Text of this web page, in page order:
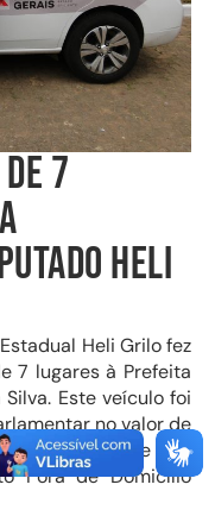
7
HELI
Heli Grilo fez
7 lugares à Prefeita
Este veículo foi
no valor de
ao transporte de
Fora de Domicílio